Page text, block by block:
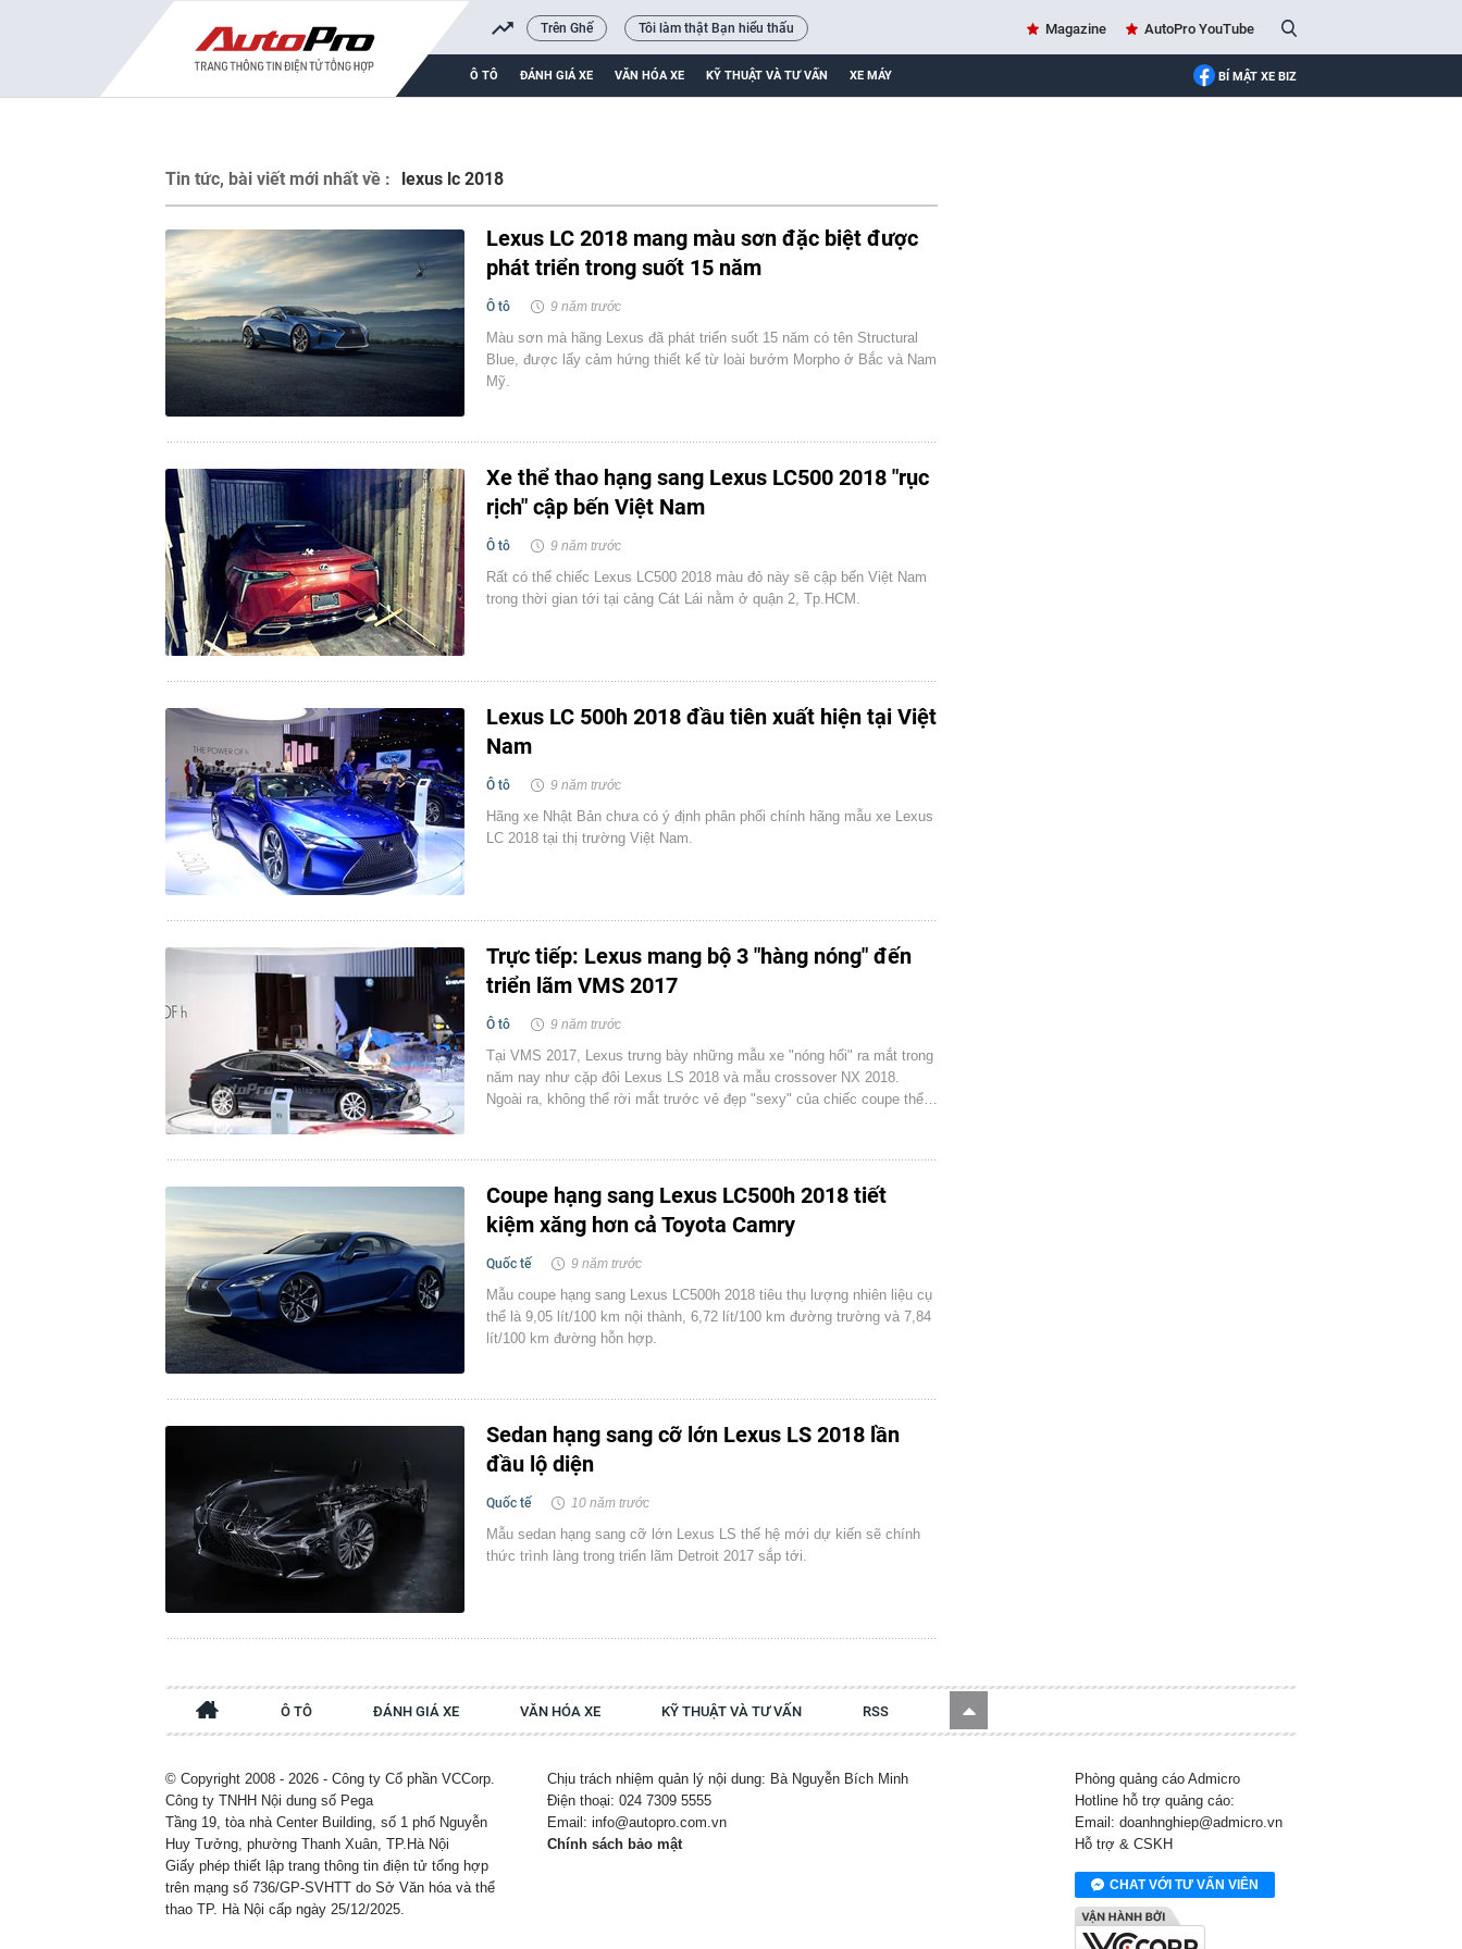
Trên Ghế Tôi làm thật Bạn hiểu thấu Magazine AutoPro YouTube
Ô TÔ ĐÁNH GIÁ XE VĂN HÓA XE KỸ THUẬT VÀ TƯ VẤN XE MÁY BÍ MẬT XE BIZ
Tin tức, bài viết mới nhất về : lexus lc 2018
Lexus LC 2018 mang màu sơn đặc biệt được
phát triển trong suốt 15 năm
Ô tô 9 năm trước
Màu sơn mà hãng Lexus đã phát triển suốt 15 năm có tên Structural
Blue, được lấy cảm hứng thiết kế từ loài bướm Morpho ở Bắc và Nam
Mỹ.
Xe thể thao hạng sang Lexus LC500 2018 "rục
rịch" cập bến Việt Nam
Ô tô 9 năm trước
Rất có thể chiếc Lexus LC500 2018 màu đỏ này sẽ cập bến Việt Nam
trong thời gian tới tại cảng Cát Lái nằm ở quận 2, Tp.HCM.
Lexus LC 500h 2018 đầu tiên xuất hiện tại Việt
Nam
Ô tô 9 năm trước
Hãng xe Nhật Bản chưa có ý định phân phối chính hãng mẫu xe Lexus
LC 2018 tại thị trường Việt Nam.
Trực tiếp: Lexus mang bộ 3 "hàng nóng" đến
triển lãm VMS 2017
Ô tô 9 năm trước
Tại VMS 2017, Lexus trưng bày những mẫu xe "nóng hổi" ra mắt trong
năm nay như cặp đôi Lexus LS 2018 và mẫu crossover NX 2018.
Ngoài ra, không thể rời mắt trước vẻ đẹp "sexy" của chiếc coupe thể…
Coupe hạng sang Lexus LC500h 2018 tiết
kiệm xăng hơn cả Toyota Camry
Quốc tế 9 năm trước
Mẫu coupe hạng sang Lexus LC500h 2018 tiêu thụ lượng nhiên liệu cụ
thể là 9,05 lít/100 km nội thành, 6,72 lít/100 km đường trường và 7,84
lít/100 km đường hỗn hợp.
Sedan hạng sang cỡ lớn Lexus LS 2018 lần
đầu lộ diện
Quốc tế 10 năm trước
Mẫu sedan hạng sang cỡ lớn Lexus LS thế hệ mới dự kiến sẽ chính
thức trình làng trong triển lãm Detroit 2017 sắp tới.
Ô TÔ ĐÁNH GIÁ XE VĂN HÓA XE KỸ THUẬT VÀ TƯ VẤN RSS
© Copyright 2008 - 2026 - Công ty Cổ phần VCCorp.
Công ty TNHH Nội dung số Pega
Tầng 19, tòa nhà Center Building, số 1 phố Nguyễn
Huy Tưởng, phường Thanh Xuân, TP.Hà Nội
Giấy phép thiết lập trang thông tin điện tử tổng hợp
trên mạng số 736/GP-SVHTT do Sở Văn hóa và thể
thao TP. Hà Nội cấp ngày 25/12/2025.
Chịu trách nhiệm quản lý nội dung: Bà Nguyễn Bích Minh
Điện thoại: 024 7309 5555
Email: info@autopro.com.vn
Chính sách bảo mật
Phòng quảng cáo Admicro
Hotline hỗ trợ quảng cáo:
Email: doanhnghiep@admicro.vn
Hỗ trợ & CSKH
CHAT VỚI TƯ VẤN VIÊN